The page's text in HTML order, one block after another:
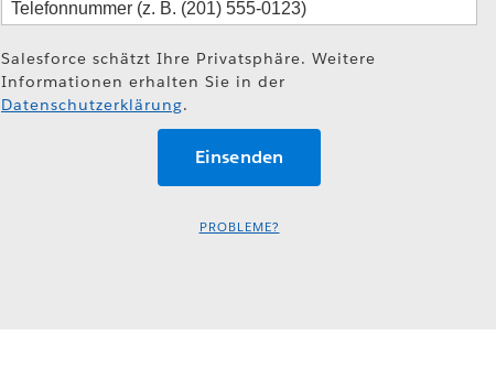
Salesforce schätzt Ihre Privatsphäre. Weitere
Informationen erhalten Sie in der
Datenschutzerklärung.
PROBLEME?